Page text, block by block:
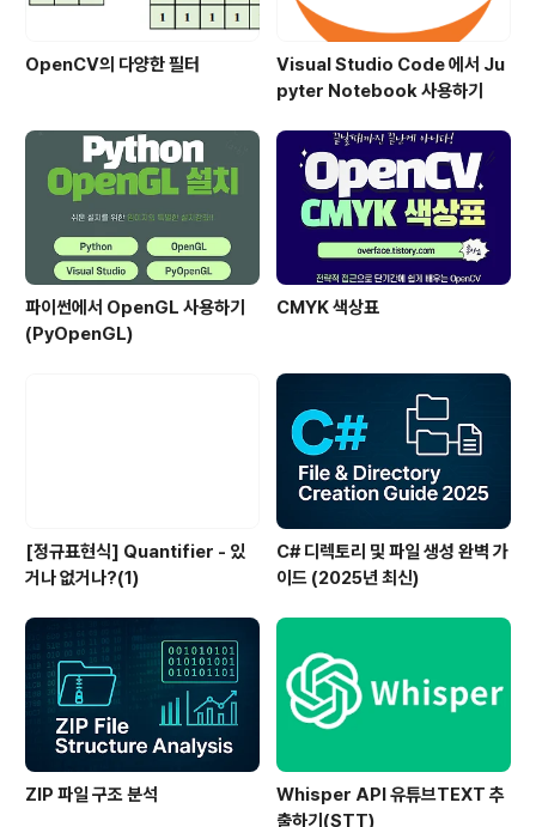
OpenCV의 다양한 필터
Visual Studio Code 에서 Ju
pyter Notebook 사용하기
파이썬에서 OpenGL 사용하기
(PyOpenGL)
CMYK 색상표
[정규표현식] Quantifier - 있
거나 없거나?(1)
C# 디렉토리 및 파일 생성 완벽 가
이드 (2025년 최신)
ZIP 파일 구조 분석
Whisper API 유튜브TEXT 추
출하기(STT)